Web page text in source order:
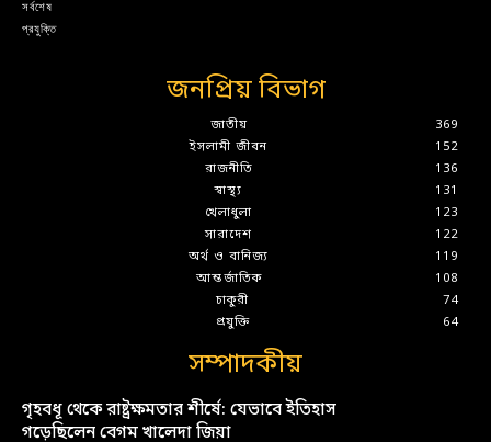
সর্বশেষ
প্রযুক্তি
জনপ্রিয় বিভাগ
জাতীয়
369
ইসলামী জীবন
152
রাজনীতি
136
স্বাস্থ্য
131
খেলাধুলা
123
সারাদেশ
122
অর্থ ও বানিজ্য
119
আন্তর্জাতিক
108
চাকুরী
74
প্রযুক্তি
64
সম্পাদকীয়
গৃহবধূ থেকে রাষ্ট্রক্ষমতার শীর্ষে: যেভাবে ইতিহাস
গড়েছিলেন বেগম খালেদা জিয়া